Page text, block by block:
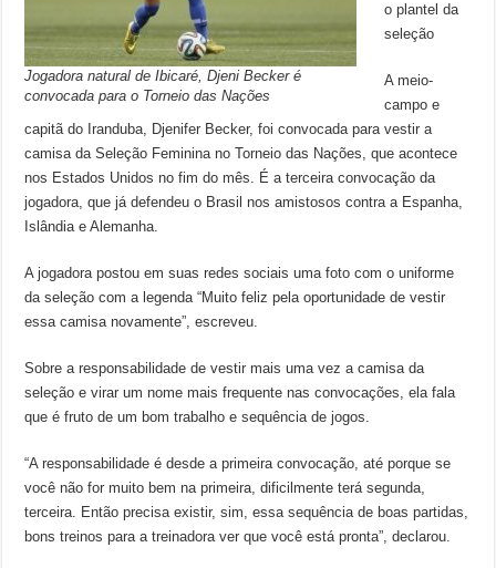
Jogadora natural de Ibicaré, Djeni Becker é
convocada para o Torneio das Nações
o plantel da
seleção
A meio-
campo e
capitã do Iranduba, Djenifer Becker, foi convocada para vestir a
camisa da Seleção Feminina no Torneio das Nações, que acontece
nos Estados Unidos no fim do mês. É a terceira convocação da
jogadora, que já defendeu o Brasil nos amistosos contra a Espanha,
Islândia e Alemanha.
A jogadora postou em suas redes sociais uma foto com o uniforme
da seleção com a legenda “Muito feliz pela oportunidade de vestir
essa camisa novamente”, escreveu.
Sobre a responsabilidade de vestir mais uma vez a camisa da
seleção e virar um nome mais frequente nas convocações, ela fala
que é fruto de um bom trabalho e sequência de jogos.
“A responsabilidade é desde a primeira convocação, até porque se
você não for muito bem na primeira, dificilmente terá segunda,
terceira. Então precisa existir, sim, essa sequência de boas partidas,
bons treinos para a treinadora ver que você está pronta”, declarou.